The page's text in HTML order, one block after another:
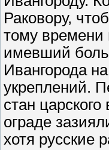
Раковору,
тому времени
имевший
Ивангорода
укреплений.
стан
ограде
хотя русские